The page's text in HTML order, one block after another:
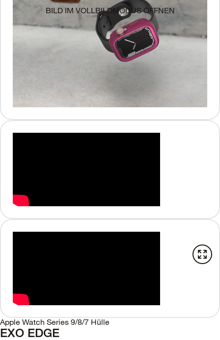
BILD IM VOLLBILDMODUS ÖFFNEN
Apple Watch Series 9/8/7 Hülle
EXO EDGE